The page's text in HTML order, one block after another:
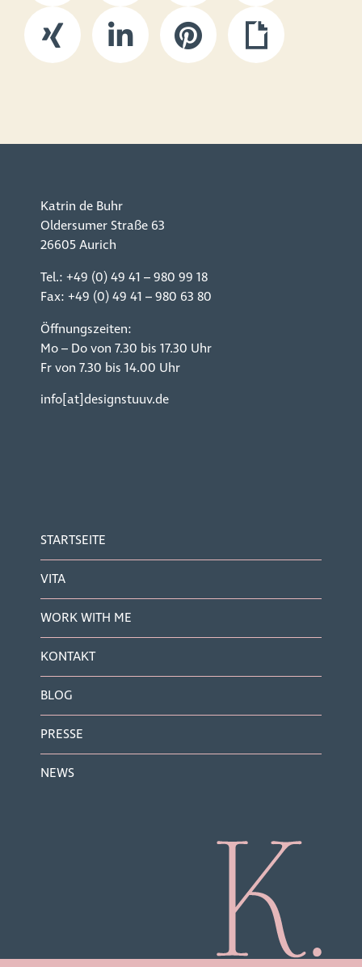
Katrin de Buhr
Oldersumer Straße 63
26605 Aurich
Tel.: +49 (0) 49 41 – 980 99 18
Fax: +49 (0) 49 41 – 980 63 80
Öffnungszeiten:
Mo – Do von 7.30 bis 17.30 Uhr
Fr von 7.30 bis 14.00 Uhr
info[at]designstuuv.de
STARTSEITE
VITA
WORK WITH ME
KONTAKT
BLOG
PRESSE
NEWS